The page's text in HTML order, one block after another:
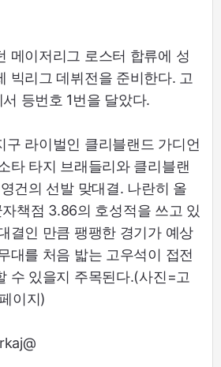
메이저리그 로스터 합류에 성
빅리그 데뷔전을 준비한다. 고
등번호 1번을 달았다.
구 라이벌인 클리블랜드 가디언
타 타지 브래들리와 클리블랜
건의 선발 맞대결. 나란히 올
책점 3.86의 호성적을 쓰고 있
결인 만큼 팽팽한 경기가 예상
대를 처음 밟는 고우석이 접전
수 있을지 주목된다.(사진=고
이지)